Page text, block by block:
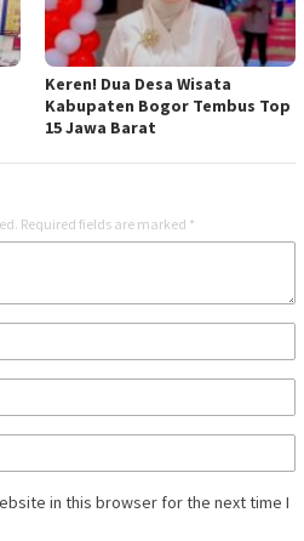
Keren! Dua Desa Wisata
Kabupaten Bogor Tembus Top
15 Jawa Barat
Required fields are marked *
in this browser for the next time I